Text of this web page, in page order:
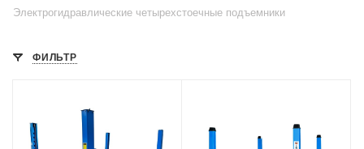
Электрогидравлические четырехстоечные подъемники
ФИЛЬТР